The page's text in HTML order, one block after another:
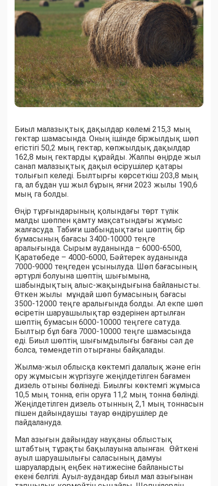
Биыл малазықтық дақылдар көлемі 215,3 мың
гектар шамасында. Оның ішінде біржылдық шөп
егістігі 50,2 мың гектар, көпжылдық дақылдар
162,8 мың гектарды құрайды. Жалпы өңірде жыл
санап малазықтық дақыл өсірушілер қатары
толығып келеді. Былтырғы көрсеткіш 203,8 мың
га, ал бұдан үш жыл бұрын, яғни 2023 жылы 190,6
мың га болды.
Өңір тұрғындарының қолындағы төрт түлік
малды шөппен қамту мақсатындағы жұмыс
жалғасуда. Табиғи шабындықтағы шөптің бір
бумасының бағасы 3400-10000 теңге
аралығында. Сырым ауданында – 6000-6500,
Қаратөбеде – 4000-6000, Бәйтерек ауданында
7000-9000 теңгеден ұсынылуда. Шөп бағасының
әртүрлі болуына шөптің шығымына,
шабындықтың алыс-жақындығына байланысты.
Өткен жылы мұндай шөп бумасының бағасы
3500-12000 теңге аралығында болды. Ал екпе шөп
өсіретін шаруашылықтар өздерінен артылған
шөптің бумасын 6000-10000 теңгеге сатуда.
Былтыр бұл баға 7000-10000 теңге шамасында
еді. Биыл шөптің шығымдылығы бағаны сәл де
болса, төмендетіп отырғаны байқалады.
Жылма-жыл облысқа көктемгі далалық және егін
ору жұмысын жүргізуге жеңілдетілген бағамен
дизель отыны бөлінеді. Биылғы көктемгі жұмыса
10,5 мың тонна, егін оруға 11,2 мың тонна бөлінді.
Жеңілдетілген дизель отынның 2,1 мың тоннасын
пішен дайындаушы тауар өндірушілер де
пайдалануда.
Мал азығын дайындау науқаны облыстық
штабтың тұрақты бақылауына алынған. Өйткені
ауыл шаруашылығы саласының дамуы
шаруалардың еңбек нәтижесіне байланысты
екені белгілі. Ауыл-аудандар биыл мал азығынан